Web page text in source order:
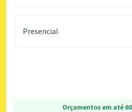
Presencial
Orçamentos em até